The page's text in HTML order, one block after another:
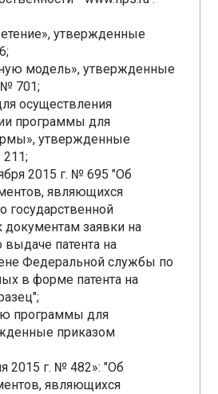
утвержденные
модель», утвержденные
№ 701;
осуществления
программы для
утвержденные
211;
2015 г. № 695 "Об
являющихся
государственной
заявки на
патента на
Федеральной службы по
в форме патента на
программы для
приказом
2015 г. № 482»: "Об
являющихся